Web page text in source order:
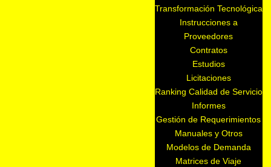
Transformación Tecnológica
Instrucciones a
Proveedores
Contratos
Estudios
Licitaciones
Ranking Calidad de Servicio
Informes
Gestión de Requerimientos
Manuales y Otros
Modelos de Demanda
Matrices de Viaje